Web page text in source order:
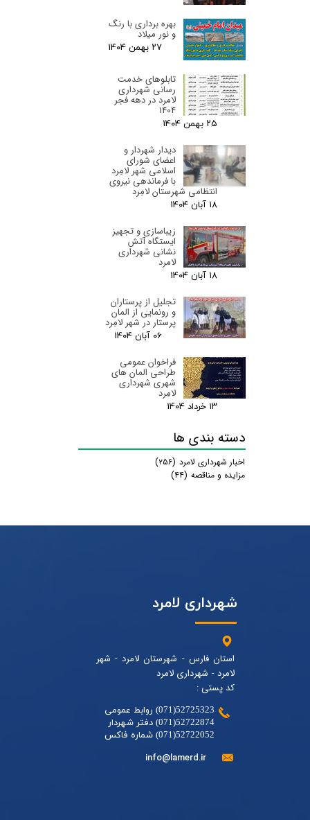
بهره برداری با رنگ
و نور میلاد
۲۷ بهمن ۰۴
تابلوهای خدمت
رسانی شهرداری
لامرد در دهه فجر
1404
۲۵ بهمن ۰۴
دیدار شهردار و
اعضای شورای
اسلامی شهر لامِرد
با فرماندهی نیروی
انتظامی شهرستان لامِرد
۱۸ آبان ۰۴
زیباسازی و تجهیز
ایستگاه آتش
نشانی شهرداری
لامرد
۱۸ آبان ۰۴
تجلیل از پرستاران
و رونمایی از المان
پرستار در شهر لامِرد
۰۶ آبان ۰۴
فراخوان عمومی
طراحی المان های
شهری شهرداری
لامِرد
۱۳ خرداد ۰۴
دسته بندی ها
اخبار شهرداری لامرد (۲۵۶)
مزایده و مناقصه (۴۴)
شهرداری لامرد
استان فارس - شهرستان لامرد - شهر
لامرد - شهرداری لامرد
کد پستی :
52725323(071) روابط عمومی
52722874(071) دفتر شهردار
52722052(071) شماره فاکس
info@lamerd.ir